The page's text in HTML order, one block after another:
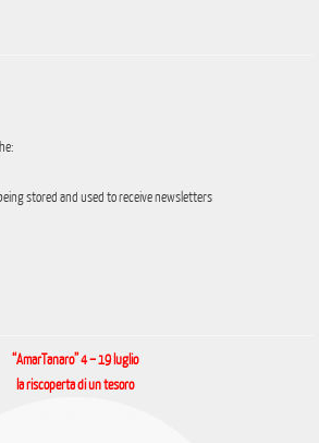
stored and used to receive newsletters
“AmarTanaro” 4 – 19 luglio
la riscoperta di un tesoro